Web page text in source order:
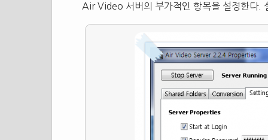
Air Video 서버의 부가적인 항목을 설정한다.